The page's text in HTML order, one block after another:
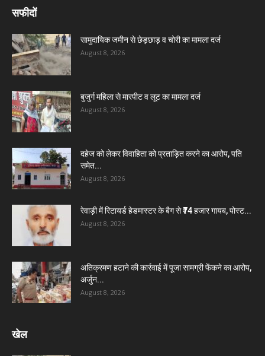
सफीदों
सामुदायिक जमीन से छेड़छाड़ व चोरी का मामला दर्ज
August 8, 2026
बुजुर्ग महिला से मारपीट व लूट का मामला दर्ज
August 8, 2026
दहेज को लेकर विवाहिता को प्रताड़ित करने का आरोप, पति
समेत...
August 8, 2026
रेवाड़ी में रिटायर्ड हेडमास्टर के बैग से ₹74 हजार गायब, पोस्ट...
August 8, 2026
अतिक्रमण हटाने की कार्रवाई में पूजा सामग्री फेंकने का आरोप,
अर्जुन...
August 8, 2026
खेल